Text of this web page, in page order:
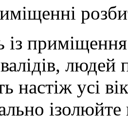
із
людей
настіж усі
ізолюйте